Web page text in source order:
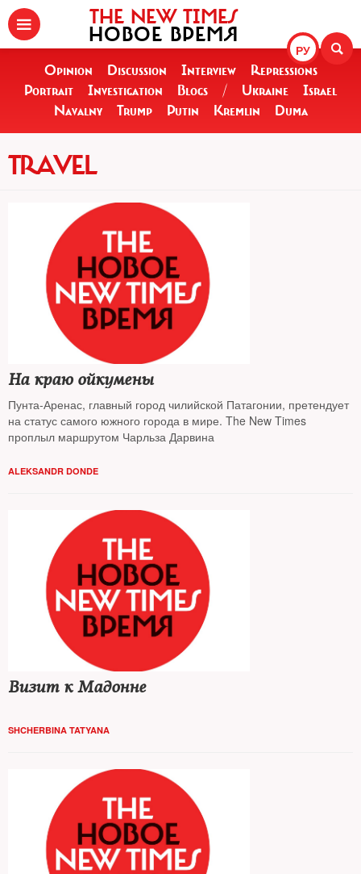
РУ
THE NEW TIMES
НОВОЕ ВРЕМЯ
Opinion Discussion Interview
Repressions
Portrait
Investigation Blogs / Ukraine
Israel
Navalny
Trump Putin Kremlin Duma
TRAVEL
На краю ойкумены
Пунта-Аренас, главный город чилийской Патагонии, претендует
на статус самого южного города в мире. The New Times
проплыл маршрутом Чарльза Дарвина
ALEKSANDR DONDE
Визит к Мадонне
SHCHERBINA TATYANA